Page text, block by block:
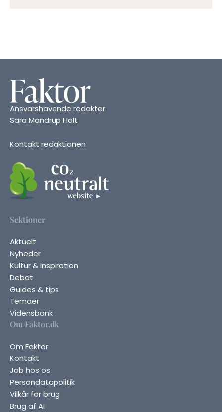
Ansvarshavende redaktør
Sara Mandrup Holt
Kontakt redaktionen
Sektioner
Aktuelt
Nyheder
Kultur & inspiration
Debat
Guides & tips
Temaer
Vidensbank
Om Faktor.dk
Om Faktor
Kontakt
Job hos os
Persondatapolitik
Vilkår for brug
Brug af AI